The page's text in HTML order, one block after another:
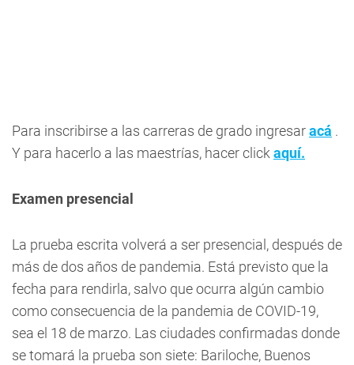
Para inscribirse a las carreras de grado ingresaracá .
Y para hacerlo a las maestrías, hacer click aquí.
Examen presencial
La prueba escrita volverá a ser presencial, después de
más de dos años de pandemia. Está previsto que la
fecha para rendirla, salvo que ocurra algún cambio
como consecuencia de la pandemia de COVID-19,
sea el 18 de marzo. Las ciudades confirmadas donde
se tomará la prueba son siete: Bariloche, Buenos